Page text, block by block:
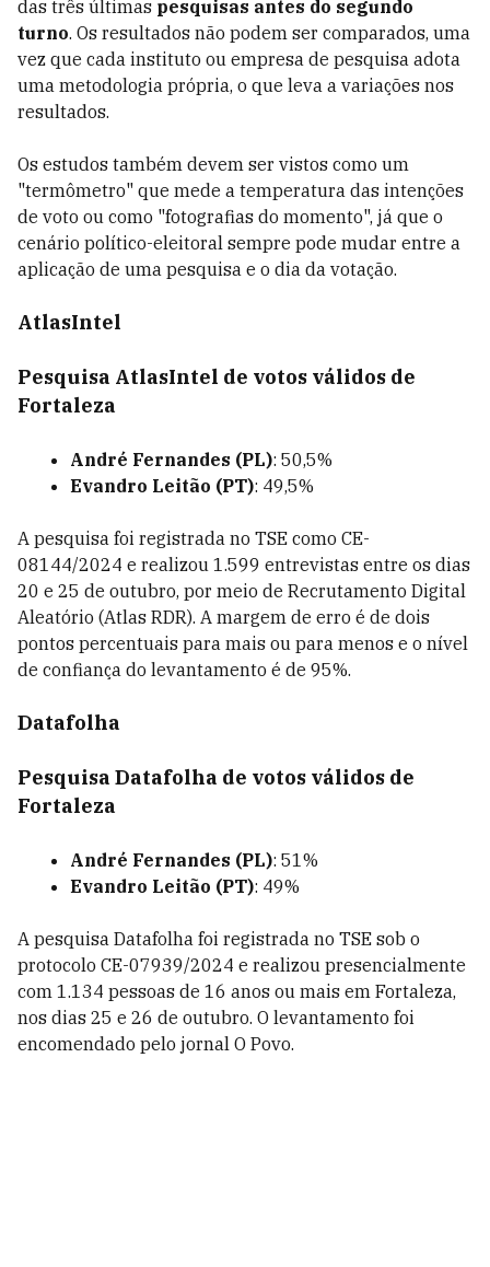
das três últimas pesquisas antes do segundo
turno. Os resultados não podem ser comparados, uma
vez que cada instituto ou empresa de pesquisa adota
uma metodologia própria, o que leva a variações nos
resultados.
Os estudos também devem ser vistos como um
"termômetro" que mede a temperatura das intenções
de voto ou como "fotografias do momento", já que o
cenário político-eleitoral sempre pode mudar entre a
aplicação de uma pesquisa e o dia da votação.
AtlasIntel
Pesquisa AtlasIntel de votos válidos de
Fortaleza
André Fernandes (PL): 50,5%
Evandro Leitão (PT): 49,5%
A pesquisa foi registrada no TSE como CE-
08144/2024 e realizou 1.599 entrevistas entre os dias
20 e 25 de outubro, por meio de Recrutamento Digital
Aleatório (Atlas RDR). A margem de erro é de dois
pontos percentuais para mais ou para menos e o nível
de confiança do levantamento é de 95%.
Datafolha
Pesquisa Datafolha de votos válidos de
Fortaleza
André Fernandes (PL): 51%
Evandro Leitão (PT): 49%
A pesquisa Datafolha foi registrada no TSE sob o
protocolo CE-07939/2024 e realizou presencialmente
com 1.134 pessoas de 16 anos ou mais em Fortaleza,
nos dias 25 e 26 de outubro. O levantamento foi
encomendado pelo jornal O Povo.